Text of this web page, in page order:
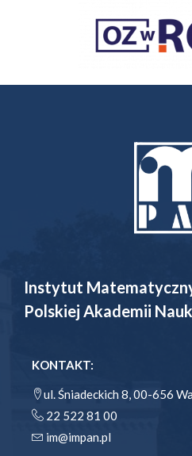
Instytut
Polskiej Akademii Nauk
KONTAKT:
ul. Śniadeckich 8, 00-656
22 522 81 00
im@impan.pl